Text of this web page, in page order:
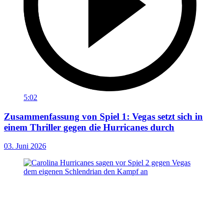
5:02
Zusammenfassung von Spiel 1: Vegas setzt sich in
einem Thriller gegen die Hurricanes durch
03. Juni 2026